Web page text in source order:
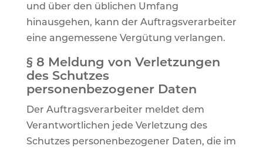
und über den üblichen Umfang
hinausgehen, kann der Auftragsverarbeiter
eine angemessene Vergütung verlangen.
§ 8 Meldung von Verletzungen
des Schutzes
personenbezogener Daten
Der Auftragsverarbeiter meldet dem
Verantwortlichen jede Verletzung des
Schutzes personenbezogener Daten, die im